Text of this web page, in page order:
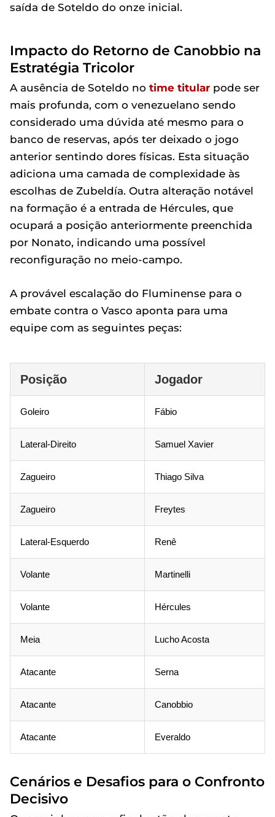
saída de Soteldo do onze inicial.
Impacto do Retorno de Canobbio na
Estratégia Tricolor
A ausência de Soteldo no time titular pode ser
mais profunda, com o venezuelano sendo
considerado uma dúvida até mesmo para o
banco de reservas, após ter deixado o jogo
anterior sentindo dores físicas. Esta situação
adiciona uma camada de complexidade às
escolhas de Zubeldía. Outra alteração notável
na formação é a entrada de Hércules, que
ocupará a posição anteriormente preenchida
por Nonato, indicando uma possível
reconfiguração no meio-campo.
A provável escalação do Fluminense para o
embate contra o Vasco aponta para uma
equipe com as seguintes peças:
Posição Jogador
Goleiro Fábio
Lateral-Direito Samuel Xavier
Zagueiro Thiago Silva
Zagueiro Freytes
Lateral-Esquerdo Renê
Volante Martinelli
Volante Hércules
Meia Lucho Acosta
Atacante Serna
Atacante Canobbio
Atacante Everaldo
Cenários e Desafios para o Confronto
Decisivo